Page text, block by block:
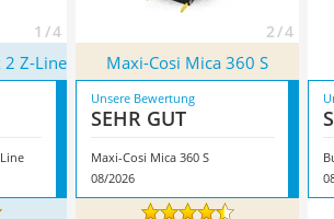
1 / 4 2 / 4
Z-Line Maxi-Cosi Mica 360 S
Unsere Bewertung
SEHR GUT
Maxi-Cosi Mica 360 S
08/2026